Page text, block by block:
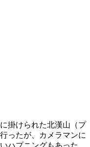
掛けられた北漢山（プ
ったが、カメラマンに
ハプニングもあった。